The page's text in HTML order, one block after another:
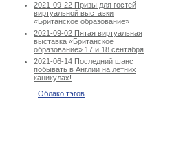
2021-09-22 Призы для гостей
виртуальной выставки
«Британское образование»
2021-09-02 Пятая виртуальная
выставка «Британское
образование» 17 и 18 сентября
2021-06-14 Последний шанс
побывать в Англии на летних
каникулах!
Облако тэгов